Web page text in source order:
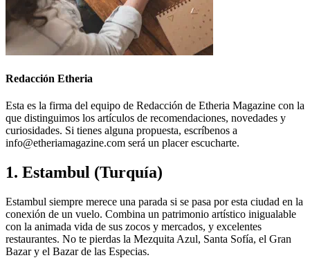
Redacción Etheria
Esta es la firma del equipo de Redacción de Etheria Magazine con la
que distinguimos los artículos de recomendaciones, novedades y
curiosidades. Si tienes alguna propuesta, escríbenos a
info@etheriamagazine.com será un placer escucharte.
1. Estambul (Turquía)
Estambul siempre merece una parada si se pasa por esta ciudad en la
conexión de un vuelo. Combina un patrimonio artístico inigualable
con la animada vida de sus zocos y mercados, y excelentes
restaurantes. No te pierdas la Mezquita Azul, Santa Sofía, el Gran
Bazar y el Bazar de las Especias.